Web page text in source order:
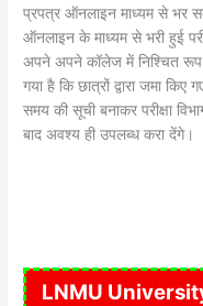
प्रपत्र ऑनलाइन माध्यम से भर
ऑनलाइन के माध्यम से भरी हुई
अपने अपने कॉलेज में निश्चित रूप
गया है कि छात्रों द्वारा जमा किए
समय की सूची बनाकर परीक्षा
बाद अवश्य ही उपलब्ध करा देंगे।
LNMU